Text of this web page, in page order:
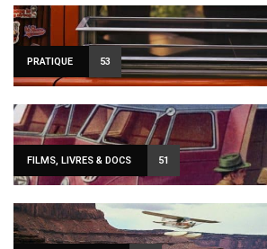
PRATIQUE 53
FILMS, LIVRES & DOCS 51